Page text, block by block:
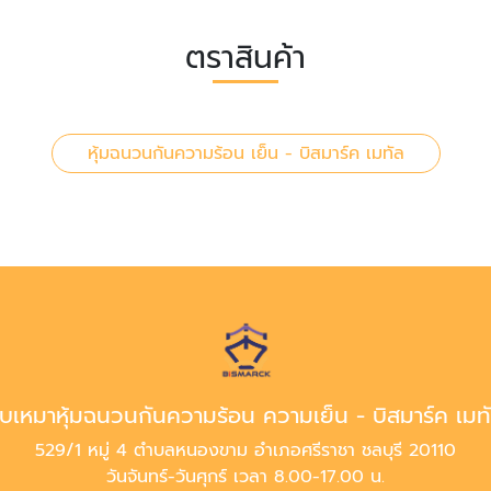
ตราสินค้า
หุ้มฉนวนกันความร้อน เย็น - บิสมาร์ค เมทัล
เหมาหุ้มฉนวนกันความร้อน ความเย็น - บิสมาร์ค เม
529/1 หมู่ 4 ตำบลหนองขาม อำเภอศรีราชา ชลบุรี 20110
วันจันทร์-วันศุกร์ เวลา 8.00-17.00 น.